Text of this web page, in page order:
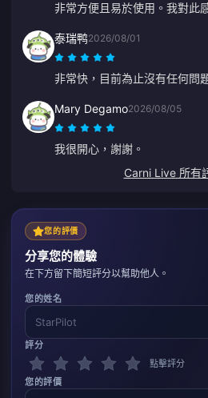
非常方便且易於使用。我對此
泰瑞鸭2026/08/01
非常快，目前為止沒有任何問
Mary Degamo2026/08/05
我很開心，謝謝。
Carni Live 所有
您的評價
分享您的體驗
在下方留下簡短評分以幫助他人。
您的姓名
評分
點擊評分
您的評價